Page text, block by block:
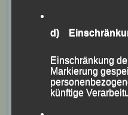
d)
Einschränkung
Markierung
künftige